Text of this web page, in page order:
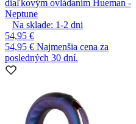
diaľkovým ovládaním Hueman -
Neptune
Na sklade: 1-2 dni
54,95 €
54,95 € Najmenšia cena za
posledných 30 dní.